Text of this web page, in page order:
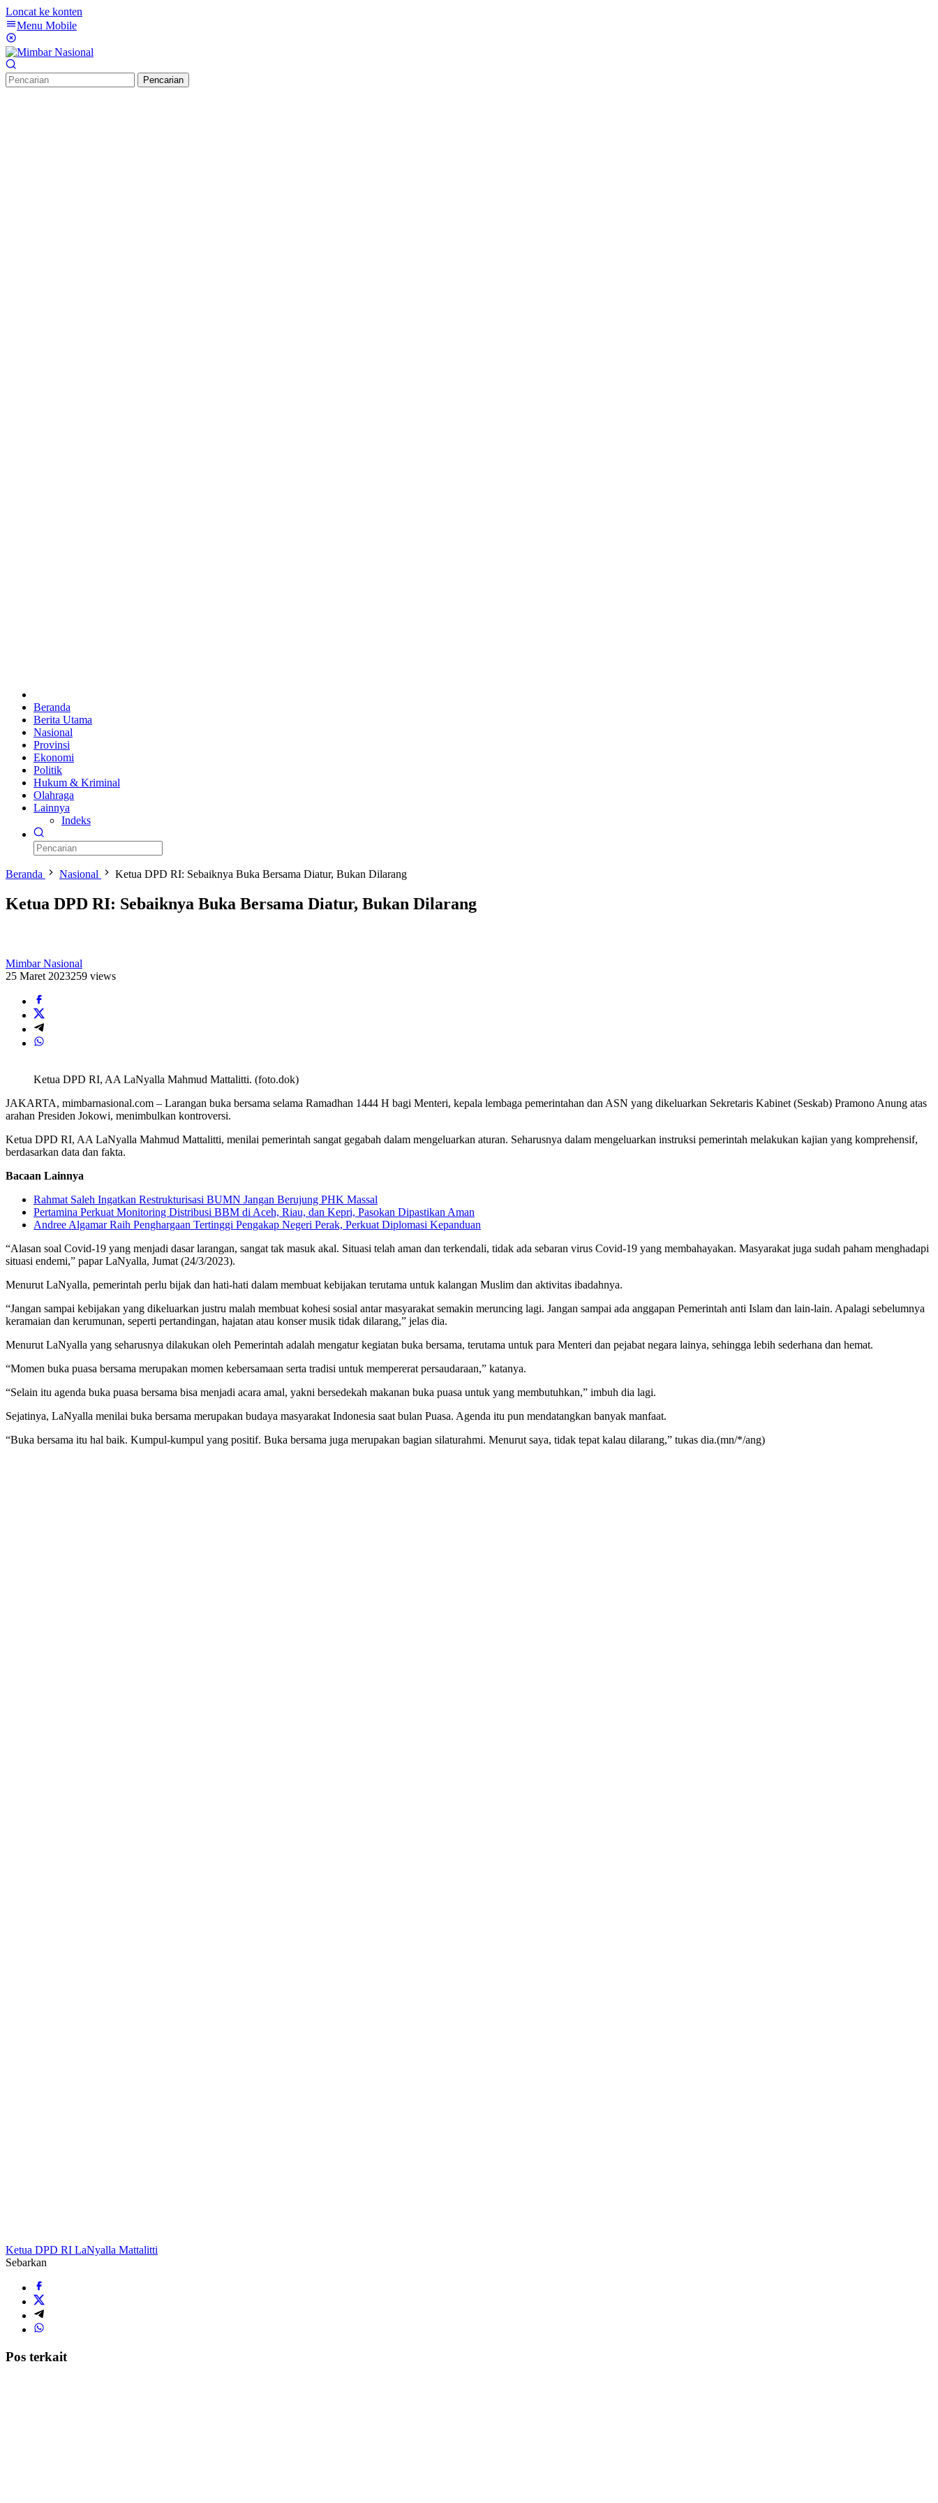
Loncat ke konten
Menu Mobile
Pencarian
Beranda
Berita Utama
Nasional
Provinsi
Ekonomi
Politik
Hukum & Kriminal
Olahraga
Lainnya
Indeks
Beranda Nasional Ketua DPD RI: Sebaiknya Buka Bersama Diatur, Bukan Dilarang
Ketua DPD RI: Sebaiknya Buka Bersama Diatur, Bukan Dilarang
Mimbar Nasional
25 Maret 2023259 views
Ketua DPD RI, AA LaNyalla Mahmud Mattalitti. (foto.dok)
JAKARTA, mimbarnasional.com – Larangan buka bersama selama Ramadhan 1444 H bagi Menteri, kepala lembaga pemerintahan dan ASN yang dikeluarkan Sekretaris Kabinet (Seskab) Pramono Anung atas
arahan Presiden Jokowi, menimbulkan kontroversi.
Ketua DPD RI, AA LaNyalla Mahmud Mattalitti, menilai pemerintah sangat gegabah dalam mengeluarkan aturan. Seharusnya dalam mengeluarkan instruksi pemerintah melakukan kajian yang komprehensif,
berdasarkan data dan fakta.
Bacaan Lainnya
Rahmat Saleh Ingatkan Restrukturisasi BUMN Jangan Berujung PHK Massal
Pertamina Perkuat Monitoring Distribusi BBM di Aceh, Riau, dan Kepri, Pasokan Dipastikan Aman
Andree Algamar Raih Penghargaan Tertinggi Pengakap Negeri Perak, Perkuat Diplomasi Kepanduan
“Alasan soal Covid-19 yang menjadi dasar larangan, sangat tak masuk akal. Situasi telah aman dan terkendali, tidak ada sebaran virus Covid-19 yang membahayakan. Masyarakat juga sudah paham menghadapi
situasi endemi,” papar LaNyalla, Jumat (24/3/2023).
Menurut LaNyalla, pemerintah perlu bijak dan hati-hati dalam membuat kebijakan terutama untuk kalangan Muslim dan aktivitas ibadahnya.
“Jangan sampai kebijakan yang dikeluarkan justru malah membuat kohesi sosial antar masyarakat semakin meruncing lagi. Jangan sampai ada anggapan Pemerintah anti Islam dan lain-lain. Apalagi sebelumnya
keramaian dan kerumunan, seperti pertandingan, hajatan atau konser musik tidak dilarang,” jelas dia.
Menurut LaNyalla yang seharusnya dilakukan oleh Pemerintah adalah mengatur kegiatan buka bersama, terutama untuk para Menteri dan pejabat negara lainya, sehingga lebih sederhana dan hemat.
“Momen buka puasa bersama merupakan momen kebersamaan serta tradisi untuk mempererat persaudaraan,” katanya.
“Selain itu agenda buka puasa bersama bisa menjadi acara amal, yakni bersedekah makanan buka puasa untuk yang membutuhkan,” imbuh dia lagi.
Sejatinya, LaNyalla menilai buka bersama merupakan budaya masyarakat Indonesia saat bulan Puasa. Agenda itu pun mendatangkan banyak manfaat.
“Buka bersama itu hal baik. Kumpul-kumpul yang positif. Buka bersama juga merupakan bagian silaturahmi. Menurut saya, tidak tepat kalau dilarang,” tukas dia.(mn/*/ang)
Ketua DPD RI LaNyalla Mattalitti
Sebarkan
Pos terkait